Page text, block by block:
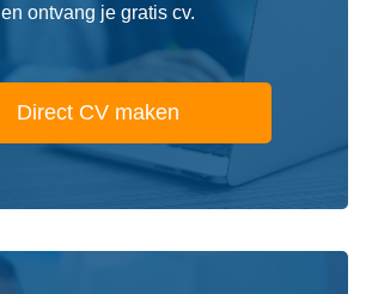
en ontvang je gratis cv.
Direct CV maken